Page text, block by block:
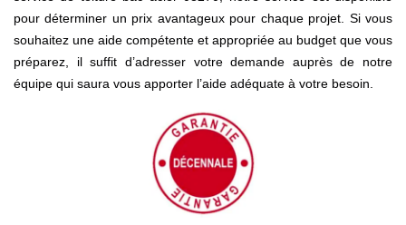
pour déterminer un prix avantageux pour chaque projet. Si vous
souhaitez une aide compétente et appropriée au budget que vous
préparez, il suffit d’adresser votre demande auprès de notre
équipe qui saura vous apporter l’aide adéquate à votre besoin.